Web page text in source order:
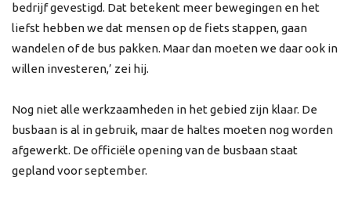
bedrijf gevestigd. Dat betekent meer bewegingen en het
liefst hebben we dat mensen op de fiets stappen, gaan
wandelen of de bus pakken. Maar dan moeten we daar ook in
willen investeren,’ zei hij.
Nog niet alle werkzaamheden in het gebied zijn klaar. De
busbaan is al in gebruik, maar de haltes moeten nog worden
afgewerkt. De officiële opening van de busbaan staat
gepland voor september.